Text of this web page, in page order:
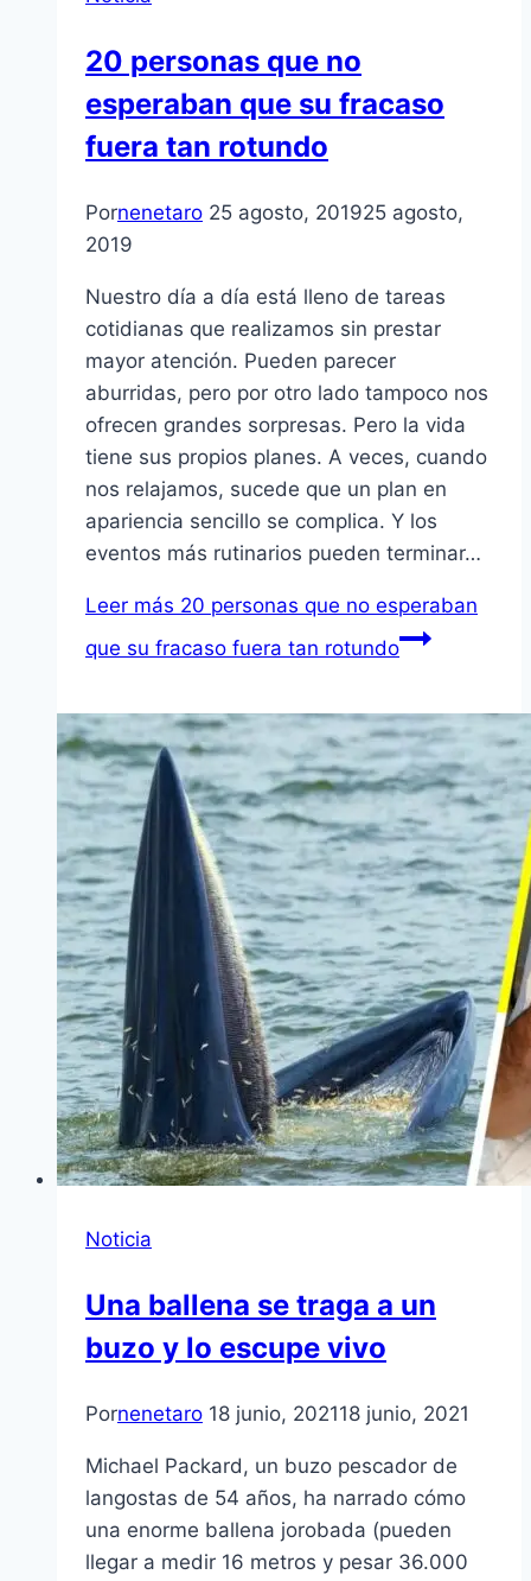
20 personas que no
esperaban que su fracaso
fuera tan rotundo
Pornenetaro 25 agosto, 201925 agosto,
2019
Nuestro día a día está lleno de tareas
cotidianas que realizamos sin prestar
mayor atención. Pueden parecer
aburridas, pero por otro lado tampoco nos
ofrecen grandes sorpresas. Pero la vida
tiene sus propios planes. A veces, cuando
nos relajamos, sucede que un plan en
apariencia sencillo se complica. Y los
eventos más rutinarios pueden terminar…
Leer más 20 personas que no esperaban
que su fracaso fuera tan rotundo
Noticia
Una ballena se traga a un
buzo y lo escupe vivo
Pornenetaro 18 junio, 202118 junio, 2021
Michael Packard, un buzo pescador de
langostas de 54 años, ha narrado cómo
una enorme ballena jorobada (pueden
llegar a medir 16 metros y pesar 36.000